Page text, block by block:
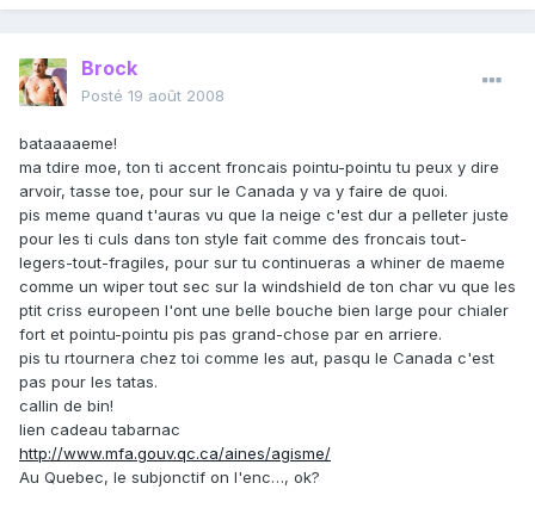
Brock
Posté 19 août 2008
bataaaaeme!
ma tdire moe, ton ti accent froncais pointu-pointu tu peux y dire
arvoir, tasse toe, pour sur le Canada y va y faire de quoi.
pis meme quand t'auras vu que la neige c'est dur a pelleter juste
pour les ti culs dans ton style fait comme des froncais tout-
legers-tout-fragiles, pour sur tu continueras a whiner de maeme
comme un wiper tout sec sur la windshield de ton char vu que les
ptit criss europeen l'ont une belle bouche bien large pour chialer
fort et pointu-pointu pis pas grand-chose par en arriere.
pis tu rtournera chez toi comme les aut, pasqu le Canada c'est
pas pour les tatas.
callin de bin!
lien cadeau tabarnac
http://www.mfa.gouv.qc.ca/aines/agisme/
Au Quebec, le subjonctif on l'enc…, ok?